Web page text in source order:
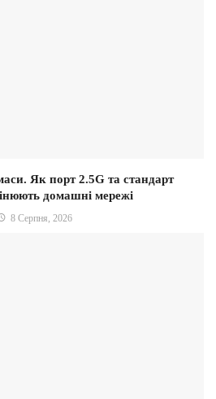
Як порт 2.5G та стандарт
домашні мережі
8 Серпня, 2026